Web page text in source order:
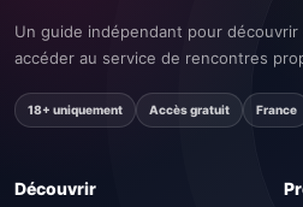
Un guide indépendant pour
accéder au service de rencontres
18+ uniquement Accès gratuit France
Découvrir